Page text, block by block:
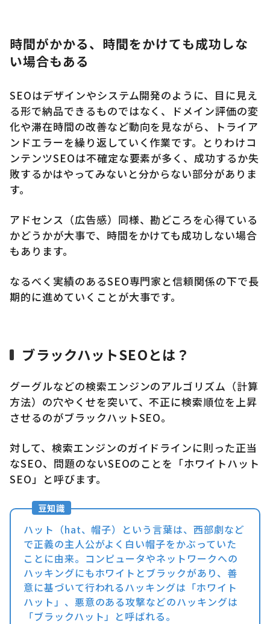
時間がかかる、時間をかけても成功しな
い場合もある
SEOはデザインやシステム開発のように、目に見え
る形で納品できるものではなく、ドメイン評価の変
化や滞在時間の改善など動向を見ながら、トライア
ンドエラーを繰り返していく作業です。とりわけコ
ンテンツSEOは不確定な要素が多く、成功するか失
敗するかはやってみないと分からない部分がありま
す。
アドセンス（広告感）同様、勘どころを心得ている
かどうかが大事で、時間をかけても成功しない場合
もあります。
なるべく実績のあるSEO専門家と信頼関係の下で長
期的に進めていくことが大事です。
ブラックハットSEOとは？
グーグルなどの検索エンジンのアルゴリズム（計算
方法）の穴やくせを突いて、不正に検索順位を上昇
させるのがブラックハットSEO。
対して、検索エンジンのガイドラインに則った正当
なSEO、問題のないSEOのことを「ホワイトハット
SEO」と呼びます。
ハット（hat、帽子）という言葉は、西部劇など
で正義の主人公がよく白い帽子をかぶっていた
ことに由来。コンピュータやネットワークへの
ハッキングにもホワイトとブラックがあり、善
意に基づいて行われるハッキングは「ホワイト
ハット」、悪意のある攻撃などのハッキングは
「ブラックハット」と呼ばれる。